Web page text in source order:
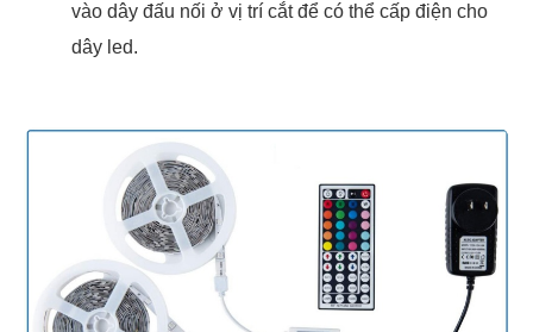
vào dây đấu nối ở vị trí cắt để có thể cấp điện cho
dây led.